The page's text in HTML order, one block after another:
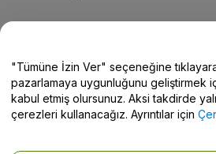
Yardım Merkezi / Bize
"Tümüne İzin Ver" seçeneğine
pazarlamaya uygunluğunu geliştirmek
kabul etmiş olursunuz. Aksi takdirde
çerezleri kullanacağız. Ayrıntılar için